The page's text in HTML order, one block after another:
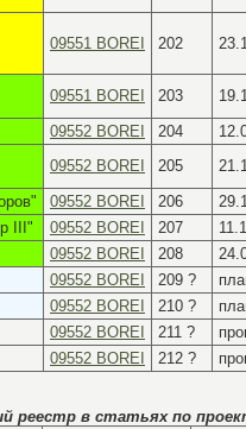
09551 BOREI 202
09551 BOREI 203
09552 BOREI 204
09552 BOREI 205
09552 BOREI 206
III" 09552 BOREI 207
09552 BOREI 208
09552 BOREI 209 ?
09552 BOREI 210 ?
09552 BOREI 211 ?
09552 BOREI 212 ?
реестр в статьях по